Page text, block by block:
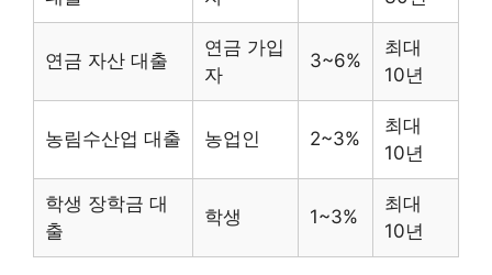
연금 자산 대출
연금 가입
자
3~6%
최대
10년
농림수산업 대출 농업인 2~3%
최대
10년
학생 장학금 대
출
학생 1~3%
최대
10년